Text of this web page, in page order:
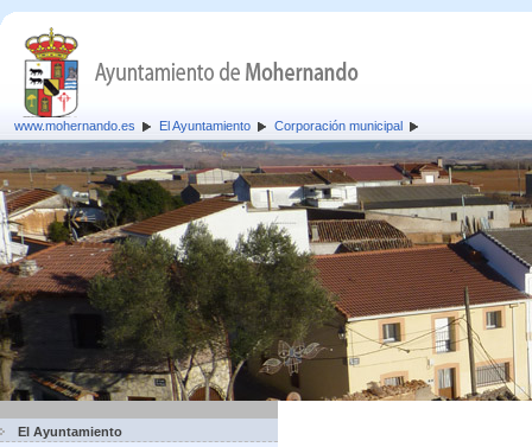
www.mohernando.es El Ayuntamiento Corporación municipal
El Ayuntamiento